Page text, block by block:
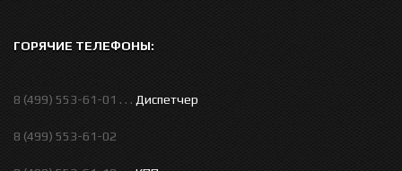
ГОРЯЧИЕ ТЕЛЕФОНЫ:
8 (499) 553-61-01 . . . Диспетчер
8 (499) 553-61-02